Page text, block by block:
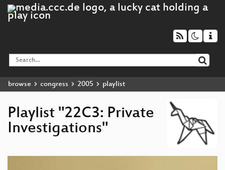
browse congress 2005 playlist
Playlist "22C3: Private
Investigations"